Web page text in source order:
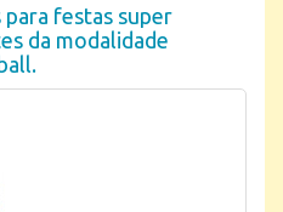
festas super
da modalidade